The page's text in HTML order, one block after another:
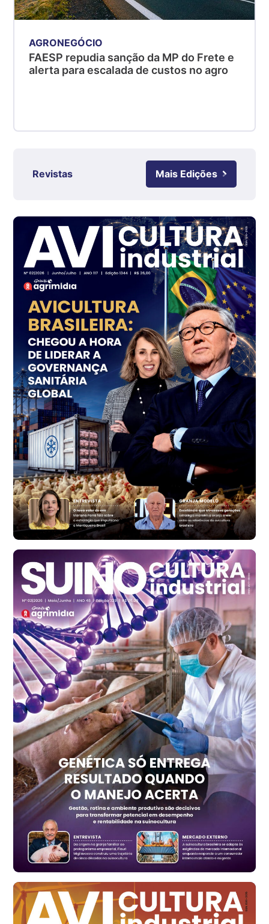
PR
R$ 4,53
Suíno - Estadual
SC
RS
Ovo Branco - Regional
Ovo Branco - Regional
Branco
R$ 145,34
cx
Ovo Vermelho - Regional
Grande São Paulo (SP)
R$ 155,59
cx
Ovo Vermelho - Regional
Vermelho
R$ 159,31
cx
Ovo Branco - Regional
Bastos (SP)
R$ 134,40
cx
Ovo Vermelho - Regional
Bastos (SP)
R$ 147,87
cx
Frango - Indicador
SP
R$ 7,13
kg
Frango - Indicador
SP
R$ 7,15
kg
Trigo Atacado - Regional
PR
R$ 1.414,20
t
Trigo Atacado - Regional
RS
R$ 1.314,40
t
Ovo Vermelho - Regional
Vermelho
R$ 171,15
cx
Santa Maria do Jetibá (ES)
R$ 139,43
cx
AGRONEGÓCIO
FAESP repudia sanção da MP do Frete e
alerta para escalada de custos no agro
Revistas Mais Edições